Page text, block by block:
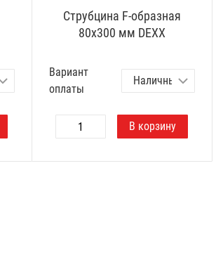
Струбцина F-образная
80х300 мм DEXX
Вариант
оплаты